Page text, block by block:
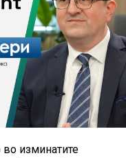
изминатите